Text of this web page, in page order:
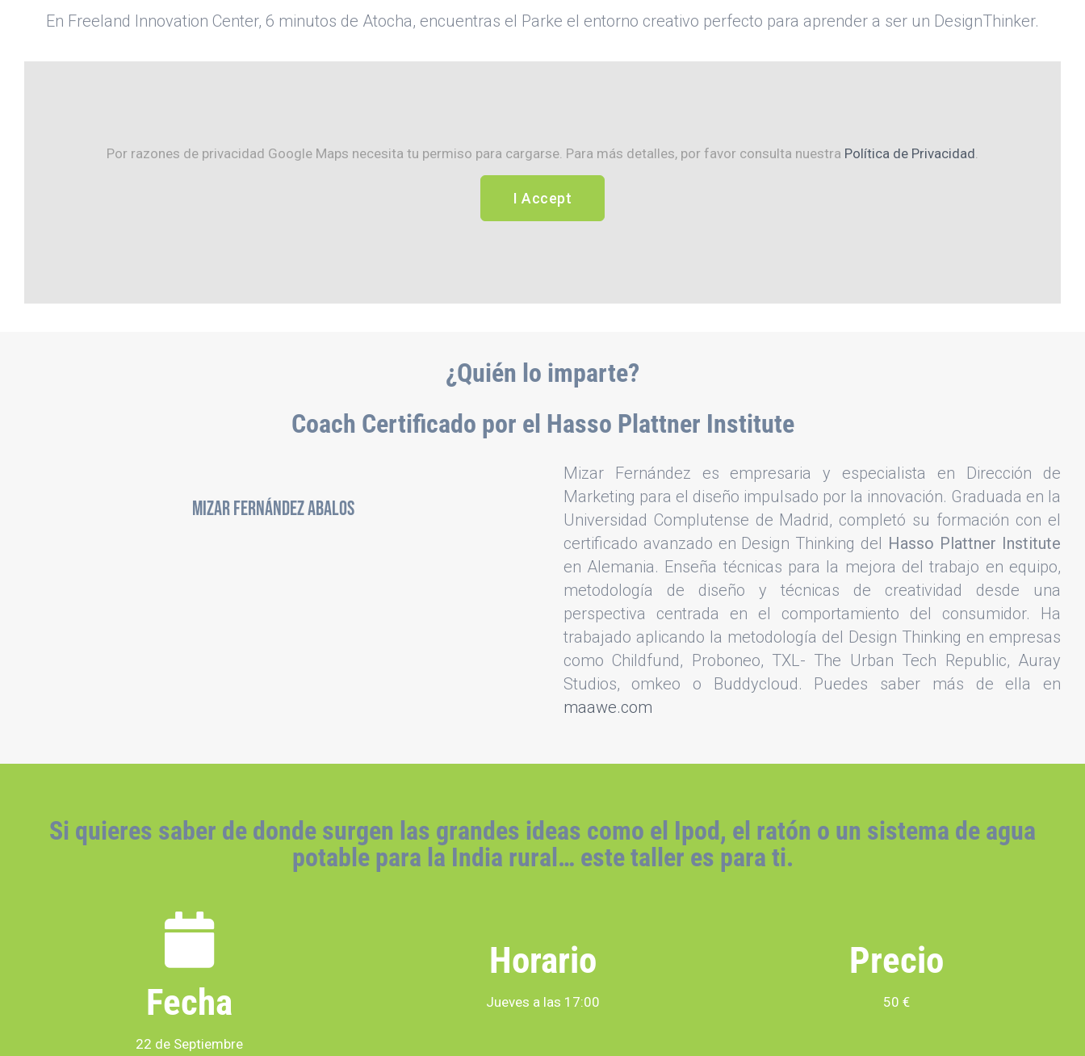
En Freeland Innovation Center, 6 minutos de Atocha, encuentras el Parke el entorno creativo perfecto para aprender a ser un DesignThinker.
Por razones de privacidad Google Maps necesita tu permiso para cargarse. Para más detalles, por favor consulta nuestra Política de Privacidad.
I Accept
¿Quién lo imparte?
Coach Certificado por el Hasso Plattner Institute
Mizar Fernández Abalos
Mizar Fernández es empresaria y especialista en Dirección de
Marketing para el diseño impulsado por la innovación. Graduada en la
Universidad Complutense de Madrid, completó su formación con el
certificado avanzado en Design Thinking del Hasso Plattner Institute
en Alemania. Enseña técnicas para la mejora del trabajo en equipo,
metodología de diseño y técnicas de creatividad desde una
perspectiva centrada en el comportamiento del consumidor. Ha
trabajado aplicando la metodología del Design Thinking en empresas
como Childfund, Proboneo, TXL- The Urban Tech Republic, Auray
Studios, omkeo o Buddycloud. Puedes saber más de ella en
maawe.com
Si quieres saber de donde surgen las grandes ideas como el Ipod, el ratón o un sistema de agua
potable para la India rural… este taller es para ti.
Fecha
22 de Septiembre
Horario
Jueves a las 17:00
Precio
50 €